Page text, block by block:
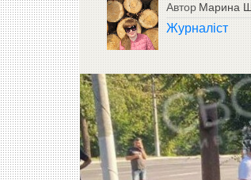
Автор Марина
Журналіст